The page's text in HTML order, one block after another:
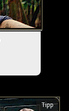
Tipp